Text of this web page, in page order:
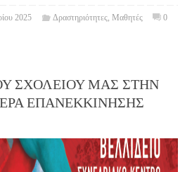
2025 Δραστηριότητες, Μαθητές 0
ΣΧΟΛΕΙΟΥ ΜΑΣ ΣΤΗΝ
ΕΠΑΝΕΚΚΙΝΗΣΗΣ